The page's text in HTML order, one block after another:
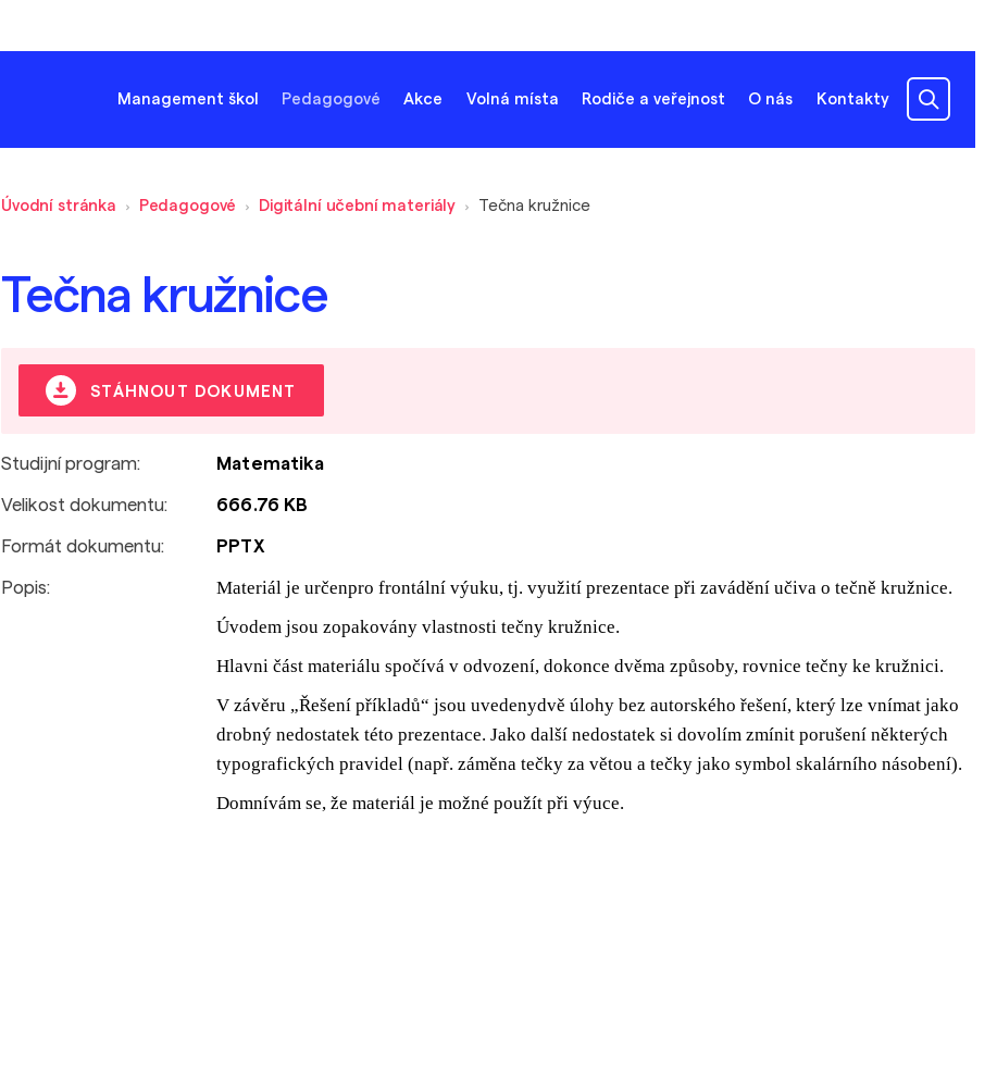
Management škol Pedagogové Akce Volná místa Rodiče a veřejnost O nás Kontakty
Úvodní stránka Pedagogové Digitální učební materiály Tečna kružnice
Tečna kružnice
STÁHNOUT DOKUMENT
Studijní program: Matematika
Velikost dokumentu: 666.76 KB
Formát dokumentu: PPTX
Popis: Materiál je určenpro frontální výuku, tj. využití prezentace při zavádění učiva o tečně kružnice.
Úvodem jsou zopakovány vlastnosti tečny kružnice.
Hlavni část materiálu spočívá v odvození, dokonce dvěma způsoby, rovnice tečny ke kružnici.
V závěru „Řešení příkladů“ jsou uvedenydvě úlohy bez autorského řešení, který lze vnímat jako
drobný nedostatek této prezentace. Jako další nedostatek si dovolím zmínit porušení některých
typografických pravidel (např. záměna tečky za větou a tečky jako symbol skalárního násobení).
Domnívám se, že materiál je možné použít při výuce.